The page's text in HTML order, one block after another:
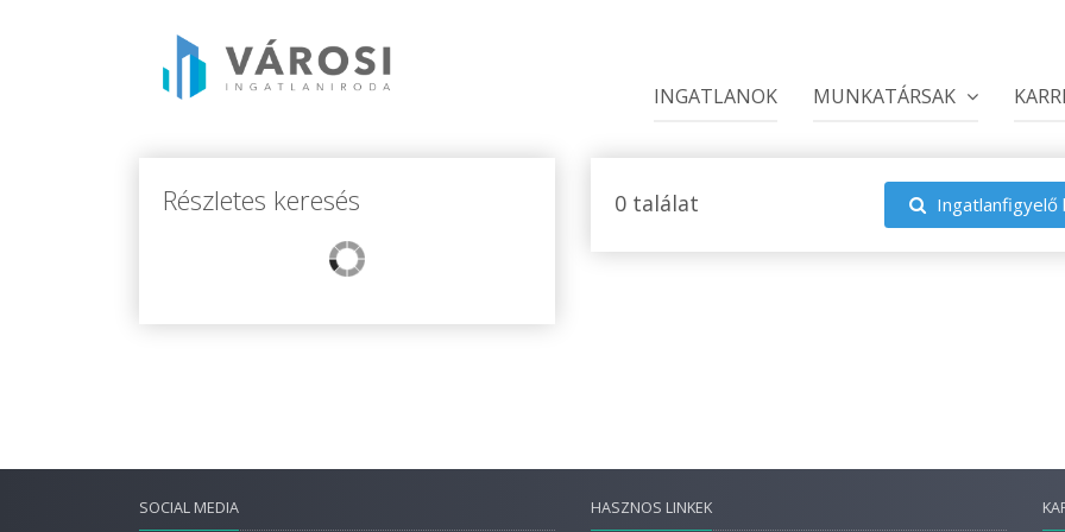
INGATLANOK MUNKATÁRSAK
Részletes keresés 0 találat Ingatlanfigyelő
SOCIAL MEDIA HASZNOS LINKEK